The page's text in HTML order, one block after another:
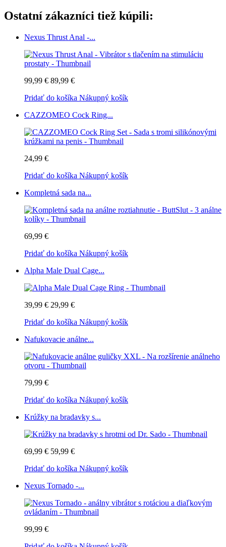
Ostatní zákazníci tiež kúpili:
Nexus Thrust Anal -...
99,99 € 89,99 €
Pridať do košíka Nákupný košík
CAZZOMEO Cock Ring...
24,99 €
Pridať do košíka Nákupný košík
Kompletná sada na...
69,99 €
Pridať do košíka Nákupný košík
Alpha Male Dual Cage...
39,99 € 29,99 €
Pridať do košíka Nákupný košík
Nafukovacie análne...
79,99 €
Pridať do košíka Nákupný košík
Krúžky na bradavky s...
69,99 € 59,99 €
Pridať do košíka Nákupný košík
Nexus Tornado -...
99,99 €